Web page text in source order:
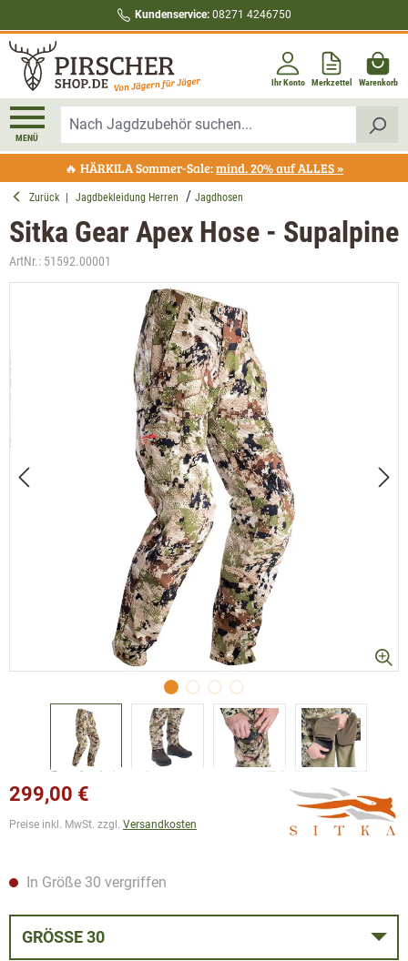
Kundenservice: 08271 4246750
Ihr Konto Merkzettel Warenkorb
MENÜ
🔥 HÄRKILA Sommer-Sale:mind. 20% auf ALLES »
Zurück Jagdbekleidung Herren Jagdhosen
Sitka Gear Apex Hose - Supalpine
ArtNr.: 51592.00001
Bildergalerie überspringen
299,00 €
Preise inkl. MwSt. zzgl. Versandkosten
In Größe 30 vergriffen
GRÖSSE 30